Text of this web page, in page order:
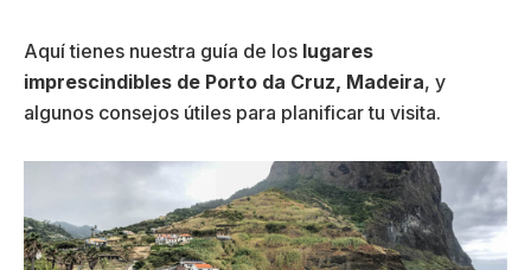
Aquí tienes nuestra guía de los lugares
imprescindibles de Porto da Cruz, Madeira, y
algunos consejos útiles para planificar tu visita.